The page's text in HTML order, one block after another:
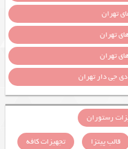
تهران
تهران
تهران
جی دار تهران
رستوران
قالب پیتزا
تجهیزات کافه